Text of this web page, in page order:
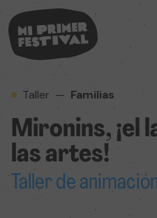
Taller — Familias
Mironins, ¡el
las artes!
Taller de